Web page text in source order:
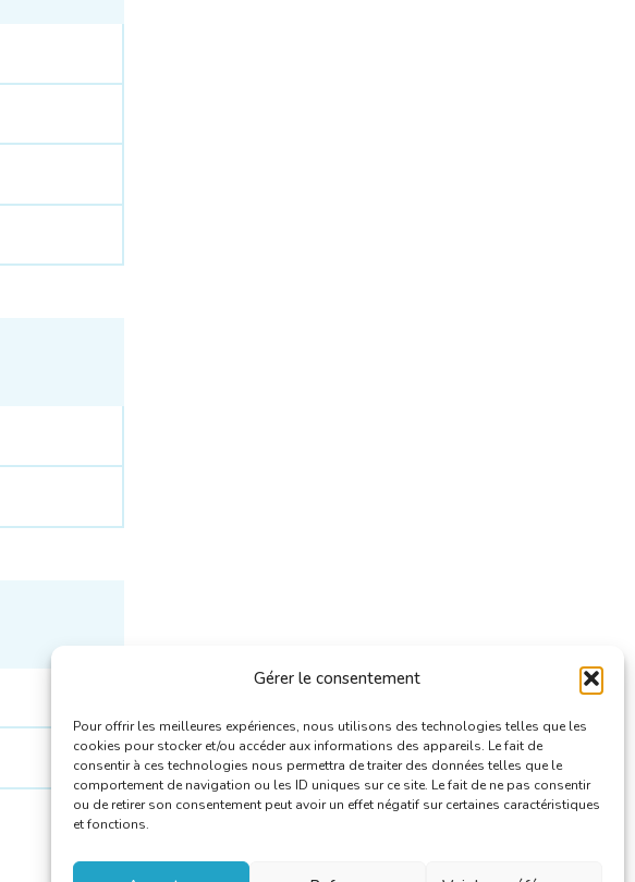
Gérer le consentement
Pour offrir les meilleures expériences, nous utilisons des technologies telles que les
cookies pour stocker et/ou accéder aux informations des appareils. Le fait de
consentir à ces technologies nous permettra de traiter des données telles que le
comportement de navigation ou les ID uniques sur ce site. Le fait de ne pas consentir
ou de retirer son consentement peut avoir un effet négatif sur certaines caractéristiques
et fonctions.